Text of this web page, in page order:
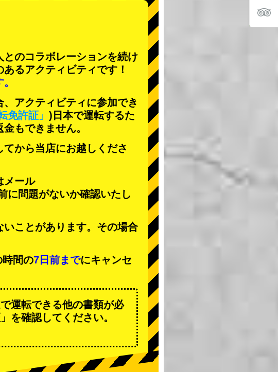
とのコラボレーションを続け
あるアクティビティです！
アクティビティに参加でき
免許証」 )日本で運転するた
もできません。
から当店にお越しくださ
メール
に問題がないか確認いたし
ことがあります。その場合
時間の7日前までにキャンセ
運転できる他の書類が必
を確認してください。